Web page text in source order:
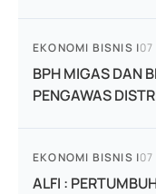
EKONOMI BISNIS |
BPH MIGAS DAN
PENGAWAS
EKONOMI BISNIS |
ALFI :